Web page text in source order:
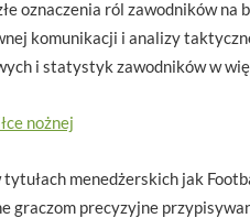
oznaczenia ról zawodników
komunikacji i analizy
i statystyk zawodników w
nożnej
menedżerskich jak
graczom precyzyjne